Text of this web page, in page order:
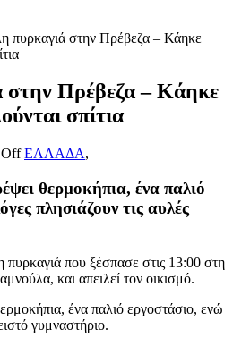
πυρκαγιά στην Πρέβεζα – Κάηκε
στην Πρέβεζα – Κάηκε
σπίτια
Off ΕΛΛΑΔΑ,
θερμοκήπια, ένα παλιό
πλησιάζουν τις αυλές
πυρκαγιά που ξέσπασε στις 13:00 στη
και απειλεί τον οικισμό.
ένα παλιό εργοστάσιο, ενώ
γυμναστήριο.